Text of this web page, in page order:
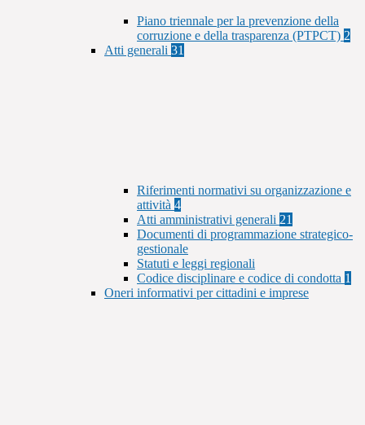
Piano triennale per la prevenzione della
corruzione e della trasparenza (PTPCT) 2
Atti generali 31
Riferimenti normativi su organizzazione e
attività 4
Atti amministrativi generali 21
Documenti di programmazione strategico-
gestionale
Statuti e leggi regionali
Codice disciplinare e codice di condotta 1
Oneri informativi per cittadini e imprese